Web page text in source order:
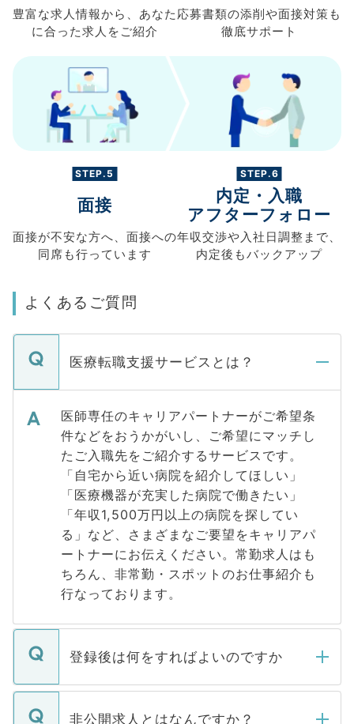
豊富な求人情報から、 あなた
に合った求人を ご紹介
応募書類の添削や面接対策も
徹底サポート
STEP.5
面接
面接が不安な方へ、 面接への
同席も行っています
STEP.6
内定・入職
アフターフォロー
年収交渉や入社日調整まで、
内定後もバックアップ
よくあるご質問
医療転職支援サービスとは？
医師専任のキャリアパートナーがご希望条
件などをおうかがいし、ご希望にマッチし
たご入職先をご紹介するサービスです。
「自宅から近い病院を紹介してほしい」
「医療機器が充実した病院で働きたい」
「年収1,500万円以上の病院を探してい
る」など、さまざまなご要望をキャリアパ
ートナーにお伝えください。常勤求人はも
ちろん、非常勤・スポットのお仕事紹介も
行なっております。
登録後は何をすればよいのですか
ご登録いただきましたら、弊社担当者がご
登録内容を確認し、その後メールもしくは
非公開求人とはなんですか？